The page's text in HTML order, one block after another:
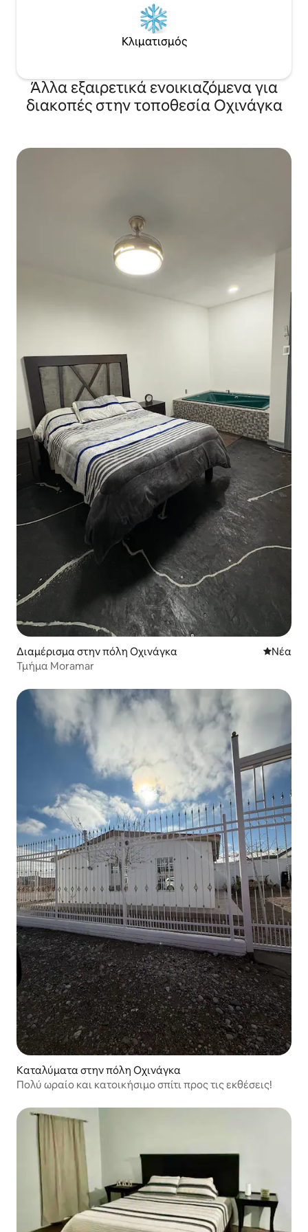
Κλιματισμός
Άλλα εξαιρετικά ενοικιαζόμενα για
διακοπές στην τοποθεσία Οχινάγκα
Διαμέρισμα στην πόλη Οχινάγκα Νέος
Νέα
Τμήμα Moramar
Καταλύματα στην πόλη Οχινάγκα
Πολύ ωραίο και κατοικήσιμο σπίτι προς τις εκθέσεις!